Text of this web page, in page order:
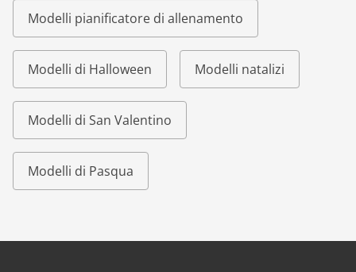
Modelli pianificatore di allenamento
Modelli di Halloween Modelli natalizi
Modelli di San Valentino
Modelli di Pasqua